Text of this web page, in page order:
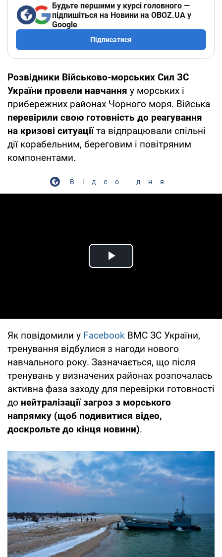
Будьте першими у курсі головного —
підпишіться на Новини на OBOZ.UA у
Google
Підписатися
Розвідники Військово-морських Сил ЗС
України провели навчання у морських і
прибережних районах Чорного моря. Війська
перевірили свою готовність до реагування
на кризові ситуаціїта відпрацювали спільні
дії корабельним, береговим і повітряним
компонентами.
Відео дня
Play Video
Як повідомили у Facebook ВМС ЗС України,
тренування відбулися з нагоди нового
навчального року. Зазначається, що після
тренувань у визначених районах розпочалась
активна фаза заходу для перевірки готовності
до нейтралізації загроз з морського
напрямку (щоб подивитися відео,
доскрольте до кінця новини).